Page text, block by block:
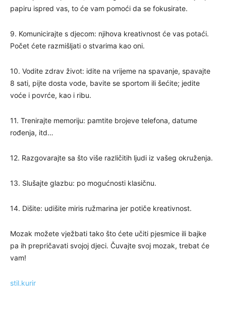
papiru ispred vas, to će vam pomoći da se fokusirate.
9. Komunicirajte s djecom: njihova kreativnost će vas potaći.
Počet ćete razmišljati o stvarima kao oni.
10. Vodite zdrav život: idite na vrijeme na spavanje, spavajte
8 sati, pijte dosta vode, bavite se sportom ili šećite; jedite
voće i povrće, kao i ribu.
11. Trenirajte memoriju: pamtite brojeve telefona, datume
rođenja, itd…
12. Razgovarajte sa što više različitih ljudi iz vašeg okruženja.
13. Slušajte glazbu: po mogućnosti klasičnu.
14. Dišite: udišite miris ružmarina jer potiče kreativnost.
Mozak možete vježbati tako što ćete učiti pjesmice ili bajke
pa ih prepričavati svojoj djeci. Čuvajte svoj mozak, trebat će
vam!
stil.kurir